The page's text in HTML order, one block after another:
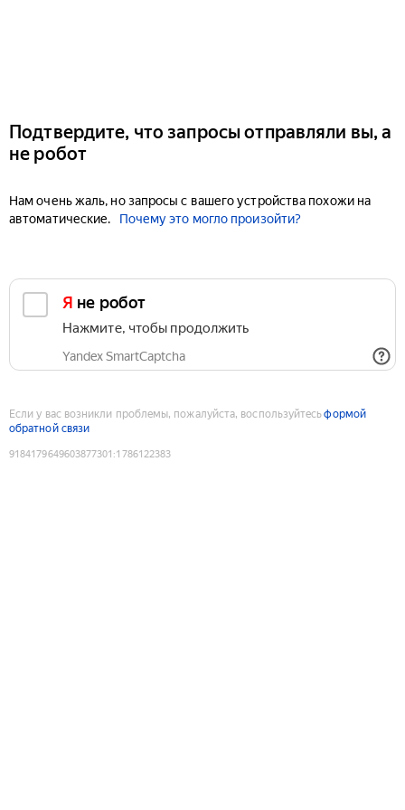
Подтвердите, что запросы отправляли вы, а
не робот
Нам очень жаль, но запросы с вашего устройства похожи на
автоматические.
Почему это могло произойти?
Я не робот
Нажмите, чтобы продолжить
Yandex SmartCaptcha
Если у вас возникли проблемы, пожалуйста, воспользуйтесьформой
обратной связи
9184179649603877301 :1786122383